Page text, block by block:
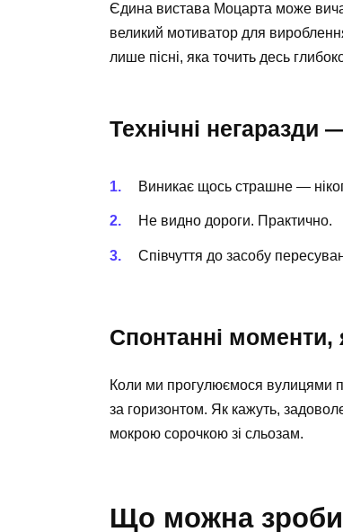
Єдина вистава Моцарта може
великий мотиватор для
лише пісні, яка точить десь
Технічні
Виникає щось страшне —
Не видно дороги. Практично.
Співчуття до засобу
Спонтанні моменти,
Коли ми прогулюємося вулицями
за горизонтом. Як кажуть,
мокрою сорочкою зі сльозам.
Що можна